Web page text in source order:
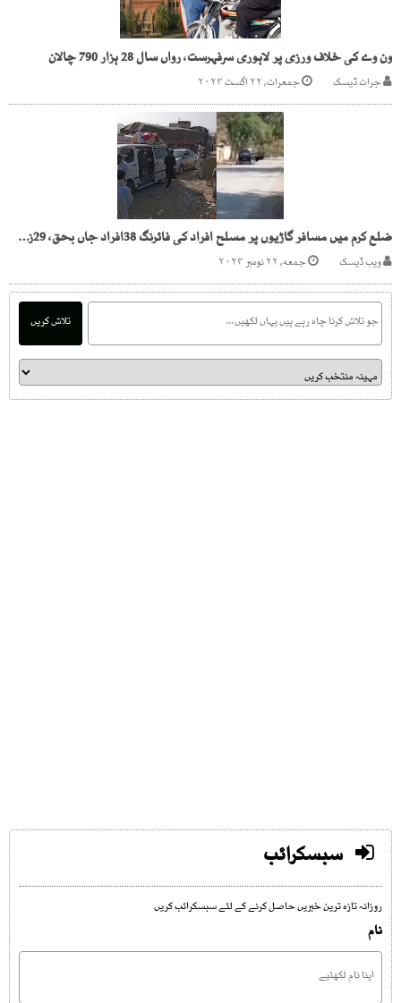
ون وے کی خلاف ورزی پر لاہوری سرفہرست، رواں سال 28 ہزار 790 چالان
جرات ڈیسک جمعرات, ۲۲ اگست ۲۰۲۴
ضلع کرم میں مسافر گاڑیوں پر مسلح افراد کی فائرنگ 38افراد جاں بحق، 29زخمی
ویب ڈیسک جمعه, ۲۲ نومبر ۲۰۲۴
تلاش کریں
سبسکرائب
روزانہ تازہ ترین خبریں حاصل کرنے کے لئے سبسکرائب کریں
نام